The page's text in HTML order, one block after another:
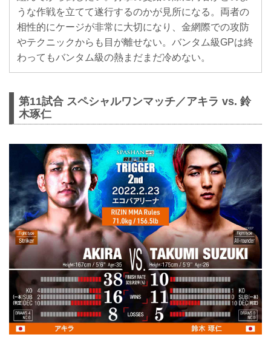
うな作戦を立てて遂行するのかが見所になる。両者の
相性的にケージが非常に大切になり、金網際での攻防
やテクニックからも目が離せない。バンタム級GPは終
わってもバンタム級の熱まだまだ冷めない。
第11試合 スペシャルワンマッチ／アキラ vs. 鈴
木琢仁